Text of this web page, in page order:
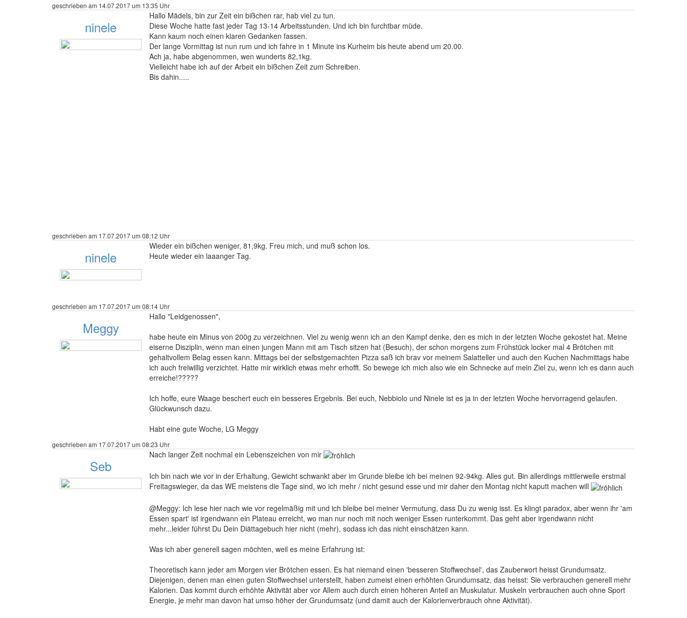
geschrieben am 14.07.2017 um 13:35 Uhr
ninele
Hallo Mädels, bin zur Zeit ein bißchen rar, hab viel zu tun.
Diese Woche hatte fast jeder Tag 13-14 Arbeitsstunden. Und ich bin furchtbar müde.
Kann kaum noch einen klaren Gedanken fassen.
Der lange Vormittag ist nun rum und ich fahre in 1 Minute ins Kurheim bis heute abend um 20.00.
Ach ja, habe abgenommen, wen wunderts 82,1kg.
Vielleicht habe ich auf der Arbeit ein bißchen Zeit zum Schreiben.
Bis dahin.....
geschrieben am 17.07.2017 um 08:12 Uhr
ninele
Wieder ein bißchen weniger, 81,9kg. Freu mich, und muß schon los.
Heute wieder ein laaanger Tag.
geschrieben am 17.07.2017 um 08:14 Uhr
Meggy
Hallo "Leidgenossen",
habe heute ein Minus von 200g zu verzeichnen. Viel zu wenig wenn ich an den Kampf denke, den es mich in der letzten Woche gekostet hat. Meine
eiserne Disziplin, wenn man einen jungen Mann mit am Tisch sitzen hat (Besuch), der schon morgens zum Frühstück locker mal 4 Brötchen mit
gehaltvollem Belag essen kann. Mittags bei der selbstgemachten Pizza saß ich brav vor meinem Salatteller und auch den Kuchen Nachmittags habe
ich auch freiwillig verzichtet. Hatte mir wirklich etwas mehr erhofft. So bewege ich mich also wie ein Schnecke auf mein Ziel zu, wenn ich es dann auch
erreiche!?????
Ich hoffe, eure Waage beschert euch ein besseres Ergebnis. Bei euch, Nebbiolo und Ninele ist es ja in der letzten Woche hervorragend gelaufen.
Glückwunsch dazu.
Habt eine gute Woche, LG Meggy
geschrieben am 17.07.2017 um 08:23 Uhr
Seb
Nach langer Zeit nochmal ein Lebenszeichen von mir
Ich bin nach wie vor in der Erhaltung, Gewicht schwankt aber im Grunde bleibe ich bei meinen 92-94kg. Alles gut. Bin allerdings mittlerweile erstmal
Freitagswieger, da das WE meistens die Tage sind, wo ich mehr / nicht gesund esse und mir daher den Montag nicht kaputt machen will
@Meggy: Ich lese hier nach wie vor regelmäßig mit und ich bleibe bei meiner Vermutung, dass Du zu wenig isst. Es klingt paradox, aber wenn ihr 'am
Essen spart' ist irgendwann ein Plateau erreicht, wo man nur noch mit noch weniger Essen runterkommt. Das geht aber irgendwann nicht
mehr...leider führst Du Dein Diättagebuch hier nicht (mehr), sodass ich das nicht einschätzen kann.
Was ich aber generell sagen möchten, weil es meine Erfahrung ist:
Theoretisch kann jeder am Morgen vier Brötchen essen. Es hat niemand einen 'besseren Stoffwechsel', das Zauberwort heisst Grundumsatz.
Diejenigen, denen man einen guten Stoffwechsel unterstellt, haben zumeist einen erhöhten Grundumsatz, das heisst: Sie verbrauchen generell mehr
Kalorien. Das kommt durch erhöhte Aktivität aber vor Allem auch durch einen höheren Anteil an Muskulatur. Muskeln verbrauchen auch ohne Sport
Energie, je mehr man davon hat umso höher der Grundumsatz (und damit auch der Kalorienverbrauch ohne Aktivität).